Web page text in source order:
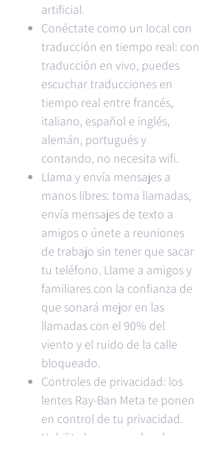
artificial.
Conéctate como un local con
traducción en tiempo real: con
traducción en vivo, puedes
escuchar traducciones en
tiempo real entre francés,
italiano, español e inglés,
alemán, portugués y
contando, no necesita wifi.
Llama y envía mensajes a
manos libres: toma llamadas,
envía mensajes de texto a
amigos o únete a reuniones
de trabajo sin tener que sacar
tu teléfono. Llame a amigos y
familiares con la confianza de
que sonará mejor en las
llamadas con el 90% del
viento y el ruido de la calle
bloqueado.
Controles de privacidad: los
lentes Ray-Ban Meta te ponen
en control de tu privacidad.
Habilite los comandos de voz y